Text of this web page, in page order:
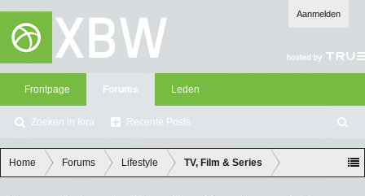
Aanmelden
Frontpage Forums
Zoeken in fora Recente Posts
Leden
oe
ke
n
Home Forums Lifestyle TV, Film & Series